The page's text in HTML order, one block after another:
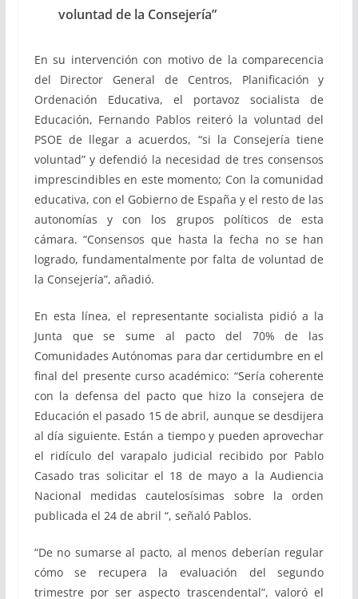
voluntad de la Consejería”
En su intervención con motivo de la comparecencia
del Director General de Centros, Planificación y
Ordenación Educativa, el portavoz socialista de
Educación, Fernando Pablos reiteró la voluntad del
PSOE de llegar a acuerdos, “si la Consejería tiene
voluntad” y defendió la necesidad de tres consensos
imprescindibles en este momento; Con la comunidad
educativa, con el Gobierno de España y el resto de las
autonomías y con los grupos políticos de esta
cámara. “Consensos que hasta la fecha no se han
logrado, fundamentalmente por falta de voluntad de
la Consejería”, añadió.
En esta línea, el representante socialista pidió a la
Junta que se sume al pacto del 70% de las
Comunidades Autónomas para dar certidumbre en el
final del presente curso académico: “Sería coherente
con la defensa del pacto que hizo la consejera de
Educación el pasado 15 de abril, aunque se desdijera
al día siguiente. Están a tiempo y pueden aprovechar
el ridículo del varapalo judicial recibido por Pablo
Casado tras solicitar el 18 de mayo a la Audiencia
Nacional medidas cautelosísimas sobre la orden
publicada el 24 de abril “, señaló Pablos.
“De no sumarse al pacto, al menos deberían regular
cómo se recupera la evaluación del segundo
trimestre por ser aspecto trascendental”, valoró el